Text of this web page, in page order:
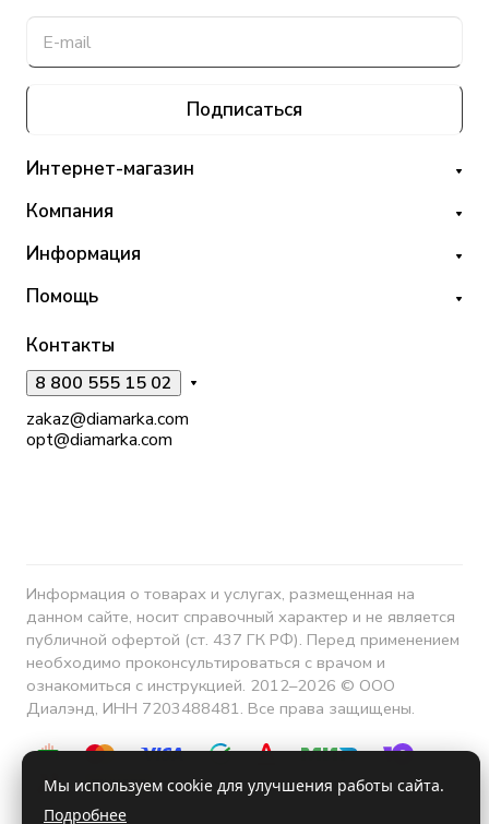
Подписаться
Интернет-магазин
Компания
Информация
Помощь
Контакты
8 800 555 15 02
zakaz@diamarka.com
opt@diamarka.com
Информация о товарах и услугах, размещенная на
данном сайте, носит справочный характер и не является
публичной офертой (ст. 437 ГК РФ). Перед применением
необходимо проконсультироваться с врачом и
ознакомиться с инструкцией. 2012–2026 © ООО
Диалэнд, ИНН 7203488481. Все права защищены.
Мы используем cookie для улучшения работы сайта.
Подробнее